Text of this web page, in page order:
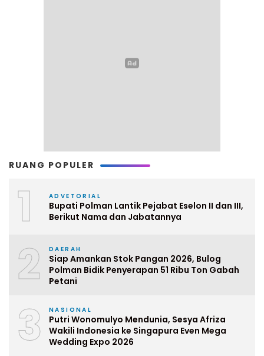
RUANG POPULER
1 ADVETORIAL
Bupati Polman Lantik Pejabat Eselon II dan III,
Berikut Nama dan Jabatannya
2 DAERAH
Siap Amankan Stok Pangan 2026, Bulog
Polman Bidik Penyerapan 51 Ribu Ton Gabah
Petani
3 NASIONAL
Putri Wonomulyo Mendunia, Sesya Afriza
Wakili Indonesia ke Singapura Even Mega
Wedding Expo 2026